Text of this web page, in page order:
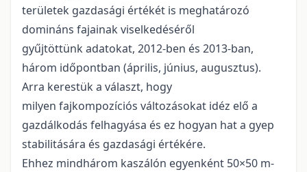
területek gazdasági értékét is meghatározó
domináns fajainak viselkedéséről
gyűjtöttünk adatokat, 2012-ben és 2013-ban,
három időpontban (április, június, augusztus).
Arra kerestük a választ, hogy
milyen fajkompozíciós változásokat idéz elő a
gazdálkodás felhagyása és ez hogyan hat a gyep
stabilitására és gazdasági értékére.
Ehhez mindhárom kaszálón egyenként 50×50 m-